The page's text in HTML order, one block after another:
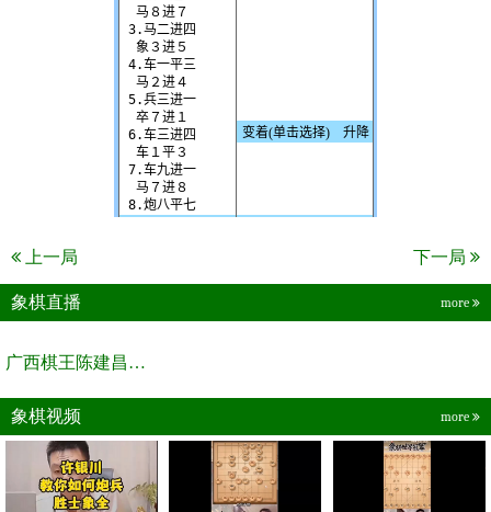
上一局 下一局
象棋直播 more
广西棋王陈建昌直播间
象棋视频 more